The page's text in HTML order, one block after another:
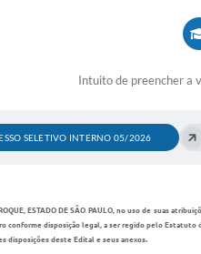
Intuito de preencher a
SELETIVO INTERNO 05/2026
ROQUE, ESTADO DE SÃO PAULO, no uso de suas
conforme disposição legal, a ser regido pelo
disposições deste Edital e seus anexos.